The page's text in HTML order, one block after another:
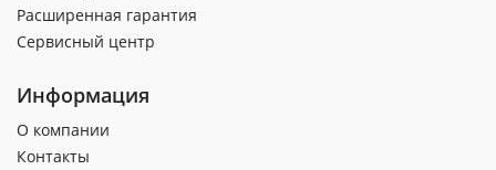
Расширенная гарантия
Сервисный центр
Информация
О компании
Контакты